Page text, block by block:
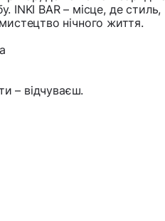
INKI BAR – місце, де стиль,
нічного життя.
– відчуваєш.